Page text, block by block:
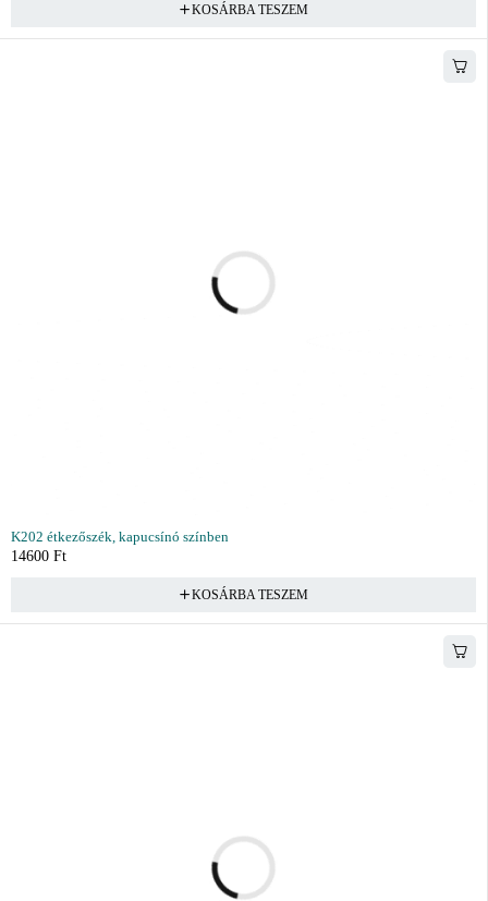
KOSÁRBA TESZEM
K202 étkezőszék, kapucsínó színben
14600 Ft
KOSÁRBA TESZEM